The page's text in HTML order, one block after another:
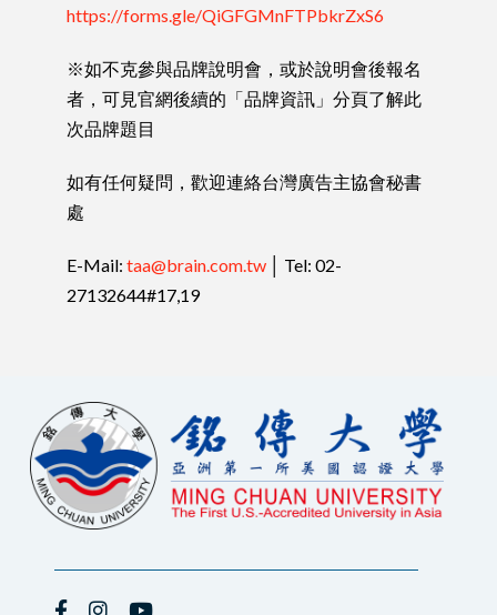
https://forms.gle/QiGFGMnFTPbkrZxS6
※如不克參與品牌說明會，或於說明會後報名
者，可見官網後續的「品牌資訊」分頁了解此
次品牌題目
如有任何疑問，歡迎連絡台灣廣告主協會秘書
處
E-Mail: taa@brain.com.tw │ Tel: 02-
27132644#17,19